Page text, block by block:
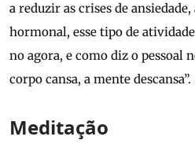
a reduzir as crises de
hormonal, esse tipo de
no agora, e como diz o pessoal
corpo cansa, a mente descansa”.
Meditação